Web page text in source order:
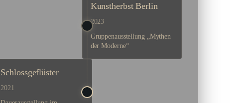
Kunstherbst Berlin
2023
Gruppenausstellung „Mythen
der Moderne“
Schlossgeflüster
2021